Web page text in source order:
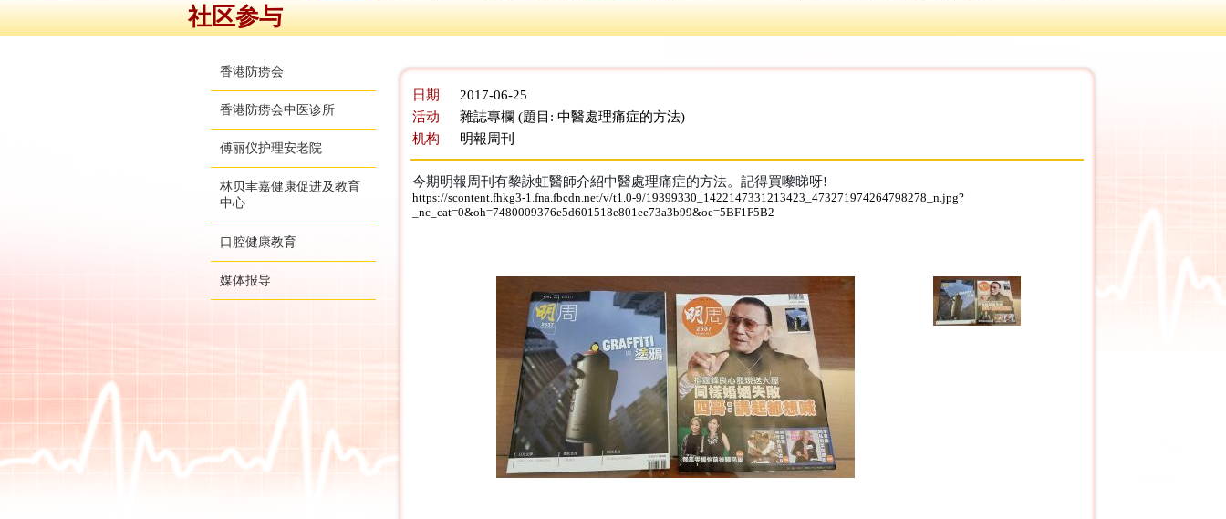
社区参与
香港防痨会
香港防痨会中医诊所
傅丽仪护理安老院
林贝聿嘉健康促进及教育
中心
口腔健康教育
媒体报导
日期
2017-06-25
活动
雜誌專欄 (題目: 中醫處理痛症的方法)
机构
明報周刊
今期明報周刊有黎詠虹醫師介紹中醫處理痛症的方法。記得買嚟睇呀!
https://scontent.fhkg3-1.fna.fbcdn.net/v/t1.0-9/19399330_1422147331213423_473271974264798278_n.jpg?
_nc_cat=0&oh=7480009376e5d601518e801ee73a3b99&oe=5BF1F5B2